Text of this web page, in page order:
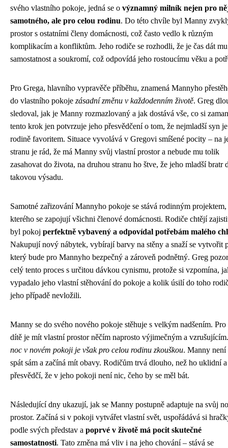
svého vlastního pokoje, jedná se o významný milník nejen pro
samotného, ale pro celou rodinu. Do této chvíle byl Manny
prostor s ostatními členy domácnosti, což často vedlo k různým
komplikacím a konfliktům. Jeho rodiče se rozhodli, že je čas dát
samostatnost a soukromí, což odpovídá jeho rostoucímu věku a
Pro Grega, hlavního vypravěče příběhu, znamená Mannyho
do vlastního pokoje zásadní změnu v každodenním životě. Greg
sledoval, jak je Manny rozmazlovaný a jak dostává vše, co si
tento krok jen potvrzuje jeho přesvědčení o tom, že nejmladší syn
rodině favoritem. Situace vyvolává v Gregovi smíšené pocity – na
stranu je rád, že má Manny svůj vlastní prostor a nebude mu tolik
zasahovat do života, na druhou stranu ho štve, že jeho mladší bratr
takovou výsadu.
Samotné zařizování Mannyho pokoje se stává rodinným
kterého se zapojují všichni členové domácnosti. Rodiče chtějí
byl pokoj perfektně vybavený a odpovídal potřebám malého
Nakupují nový nábytek, vybírají barvy na stěny a snaží se vytvořit
který bude pro Mannyho bezpečný a zároveň podnětný. Greg
celý tento proces s určitou dávkou cynismu, protože si vzpomína,
vypadalo jeho vlastní stěhování do pokoje a kolik úsilí do toho
jeho případě nevložili.
Manny se do svého nového pokoje stěhuje s velkým nadšením. Pro
dítě je mít vlastní prostor něčím naprosto výjimečným a
noc v novém pokoji je však pro celou rodinu zkouškou. Manny
spát sám a začíná mít obavy. Rodičům trvá dlouho, než ho uklidní a
přesvědčí, že v jeho pokoji není nic, čeho by se měl bát.
Následující dny ukazují, jak se Manny postupně adaptuje na svůj
prostor. Začíná si v pokoji vytvářet vlastní svět, uspořádává si
podle svých představ a poprvé v životě má pocit skutečné
samostatnosti. Tato změna má vliv i na jeho chování – stává se